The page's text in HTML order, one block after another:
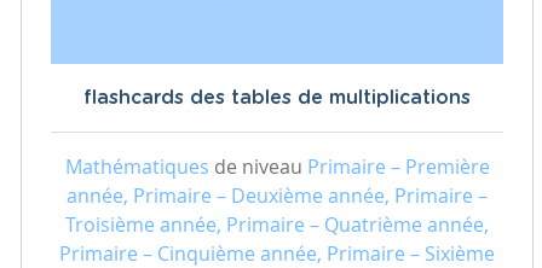
flashcards des tables de multiplications
Mathématiques de niveau Primaire – Première
année, Primaire – Deuxième année, Primaire –
Troisième année, Primaire – Quatrième année,
Primaire – Cinquième année, Primaire – Sixième